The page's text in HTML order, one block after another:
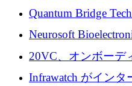
ラットフォームを
ルを調達
Quantum Bridge
バーセキュリティ
張にシリーズ A で
Neurosoft
イン コンピュータ
に 750 万ドルを調達
20VC、オンボーデ
Prelude へのシリー
Infrawatch がイン